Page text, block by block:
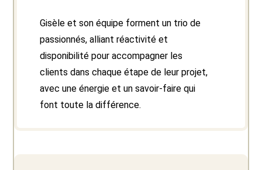
Gisèle et son équipe forment un trio de
passionnés, alliant réactivité et
disponibilité pour accompagner les
clients dans chaque étape de leur projet,
avec une énergie et un savoir-faire qui
font toute la différence.